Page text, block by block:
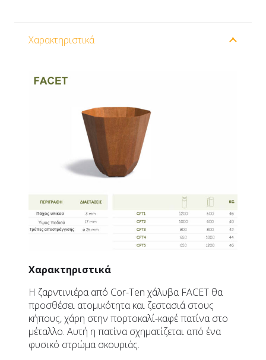
Χαρακτηριστικά
Χαρακτηριστικά
Η ζαρντινιέρα από Cor-Ten χάλυβα FACET θα
προσθέσει ατομικότητα και ζεστασιά στους
κήπους, χάρη στην πορτοκαλί-καφέ πατίνα στο
μέταλλο. Αυτή η πατίνα σχηματίζεται από ένα
φυσικό στρώμα σκουριάς.